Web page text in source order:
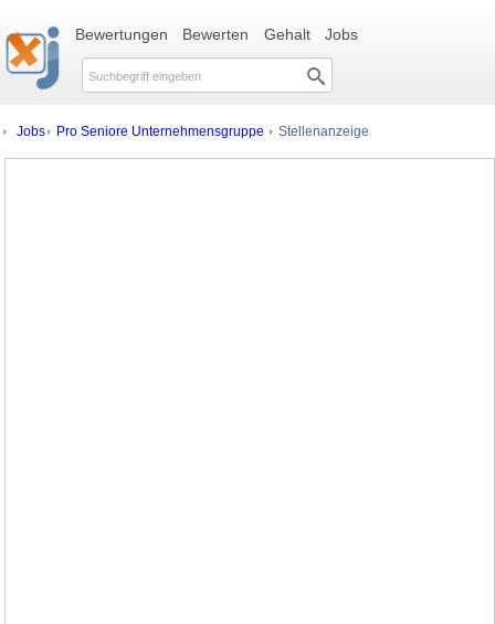
Bewertungen Bewerten Gehalt Jobs
Jobs Pro Seniore Unternehmensgruppe Stellenanzeige